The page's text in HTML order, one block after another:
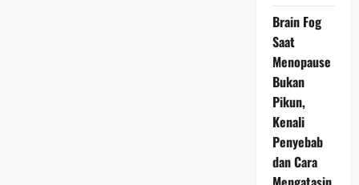
Brain Fog
Saat
Menopause
Bukan
Pikun,
Kenali
Penyebab
dan Cara